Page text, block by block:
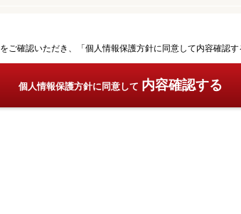
をご確認いただき、「個人情報保護方針に同意して内容確認
個人情報保護方針に同意して 内容確認する